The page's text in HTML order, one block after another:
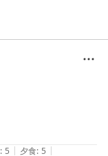
: 5 | 夕食: 5 |